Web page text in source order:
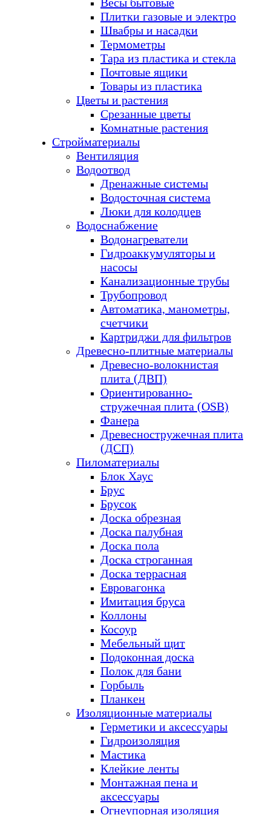
Плитки газовые и электро
Швабры и насадки
Термометры
Тара из пластика и стекла
Почтовые ящики
Товары из пластика
Цветы и растения
Срезанные цветы
Комнатные растения
Стройматериалы
Вентиляция
Водоотвод
Дренажные системы
Водосточная система
Люки для колодцев
Водоснабжение
Водонагреватели
Гидроаккумуляторы и
насосы
Канализационные трубы
Трубопровод
Автоматика, манометры,
счетчики
Картриджи для фильтров
Древесно-плитные материалы
Древесно-волокнистая
плита (ДВП)
Ориентированно-
стружечная плита (OSB)
Фанера
Древесностружечная плита
(ДСП)
Пиломатериалы
Блок Хаус
Брус
Брусок
Доска обрезная
Доска палубная
Доска пола
Доска строганная
Доска террасная
Евровагонка
Имитация бруса
Коллоны
Косоур
Мебельный щит
Подоконная доска
Полок для бани
Горбыль
Планкен
Изоляционные материалы
Герметики и аксессуары
Гидроизоляция
Мастика
Клейкие ленты
Монтажная пена и
аксессуары
Огнеупорная изоляция